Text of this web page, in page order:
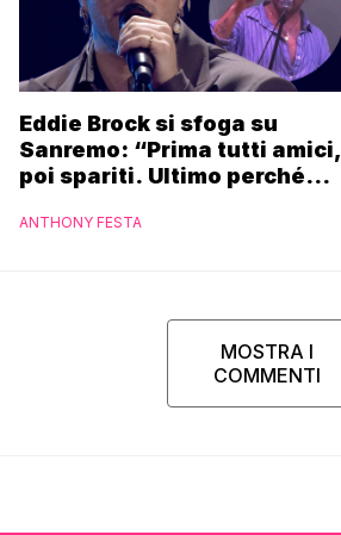
Eddie Brock si sfoga su
Sanremo: “Prima tutti amici,
poi spariti. Ultimo perché
marchette”
ANTHONY FESTA
MOSTRA I
COMMENTI